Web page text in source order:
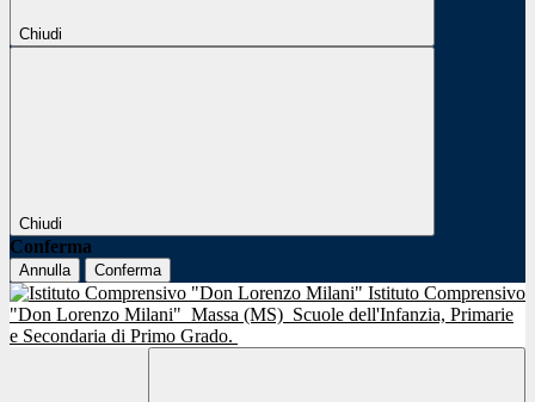
Chiudi
Chiudi
Conferma
Annulla Conferma
Istituto Comprensivo
"Don Lorenzo Milani" Massa (MS) Scuole dell'Infanzia, Primarie
e Secondaria di Primo Grado.